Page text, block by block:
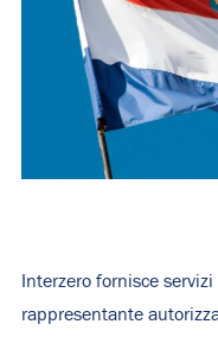
Interzero fornisce
rappresentante